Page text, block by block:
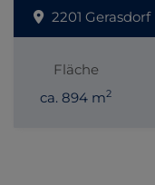
2201 Gerasdorf
Fläche
ca. 894 m2